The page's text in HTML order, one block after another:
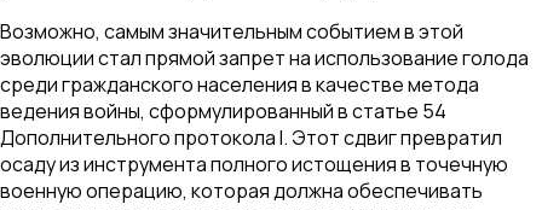
Возможно, самым значительным событием в этой
эволюции стал прямой запрет на использование голода
среди гражданского населения в качестве метода
ведения войны, сформулированный в статье 54
Дополнительного протокола I. Этот сдвиг превратил
осаду из инструмента полного истощения в точечную
военную операцию, которая должна обеспечивать